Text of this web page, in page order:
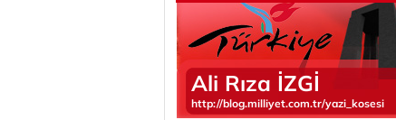
Ali Rıza İZGİ
http://blog.milliyet.com.tr/yazi_kosesi